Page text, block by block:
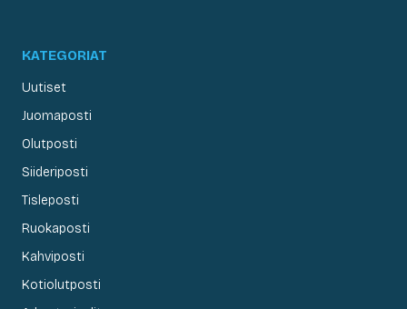
KATEGORIAT
Uutiset
Juomaposti
Olutposti
Siideriposti
Tisleposti
Ruokaposti
Kahviposti
Kotiolutposti